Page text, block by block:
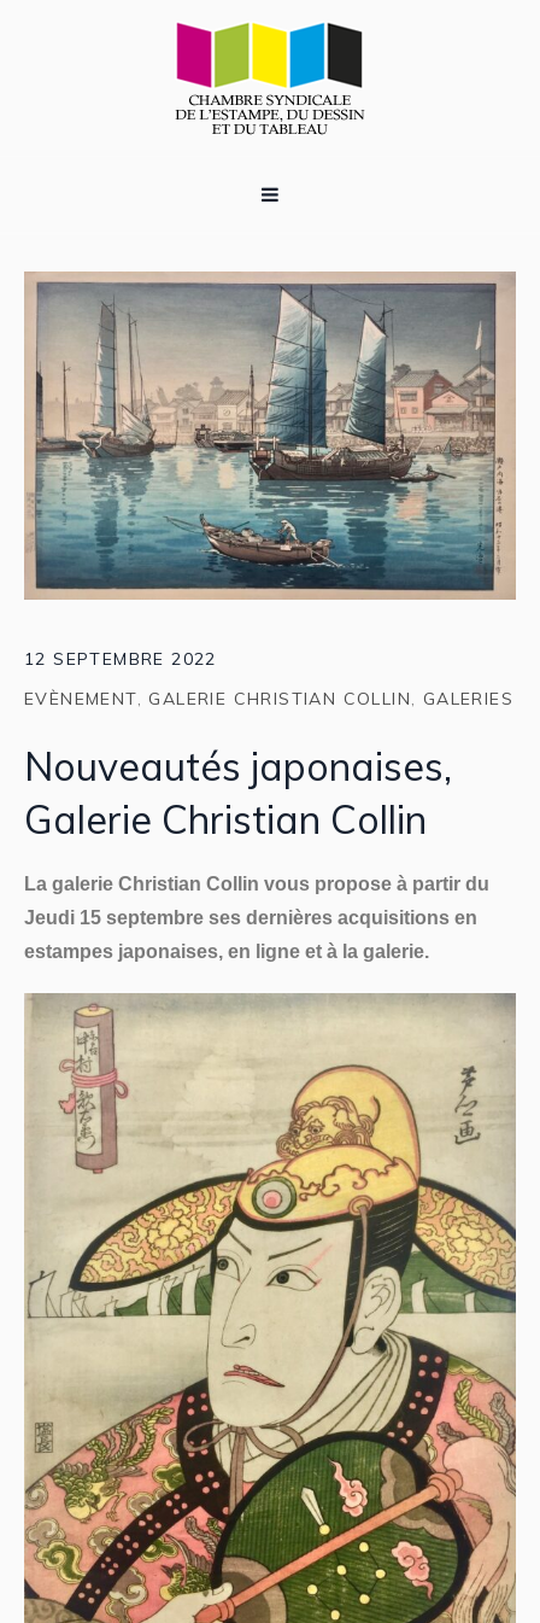
12 SEPTEMBRE 2022
EVÈNEMENT, GALERIE CHRISTIAN COLLIN, GALERIES
Nouveautés japonaises,
Galerie Christian Collin
La galerie Christian Collin vous propose à partir du
Jeudi 15 septembre ses dernières acquisitions en
estampes japonaises, en ligne et à la galerie.